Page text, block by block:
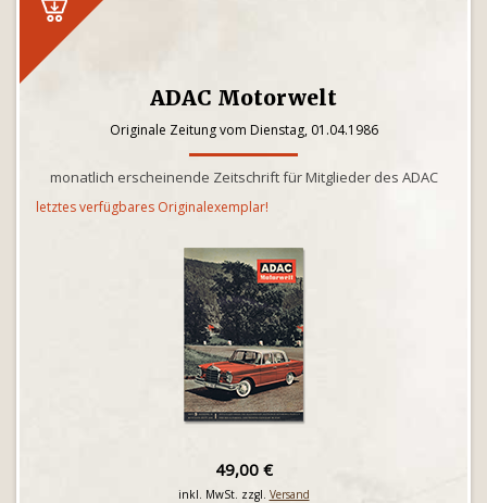
ADAC Motorwelt
Originale Zeitung vom Dienstag, 01.04.1986
monatlich erscheinende Zeitschrift für Mitglieder des ADAC
letztes verfügbares Originalexemplar!
49,00 €
inkl. MwSt. zzgl. Versand